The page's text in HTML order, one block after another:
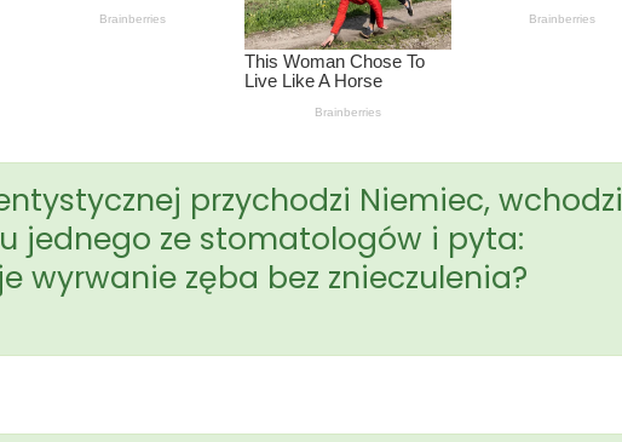
przychodzi Niemiec, wchodzi
jednego ze stomatologów i pyta:
wyrwanie zęba bez znieczulenia?